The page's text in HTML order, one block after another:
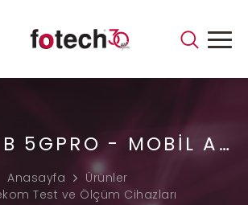
EXFO | FTB 5GPRO - MOBIL AĞLAR IÇIN 5G TEST ÇÖZÜMÜ
Anasayfa
Ürünler
Test ve Ölçüm Cihazları